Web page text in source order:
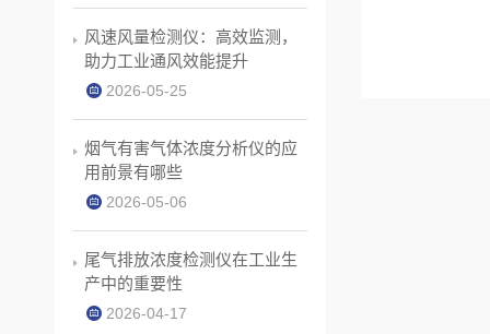
风速风量检测仪：高效监测，
助力工业通风效能提升
2026-05-25
烟气有害气体浓度分析仪的应
用前景有哪些
2026-05-06
尾气排放浓度检测仪在工业生
产中的重要性
2026-04-17